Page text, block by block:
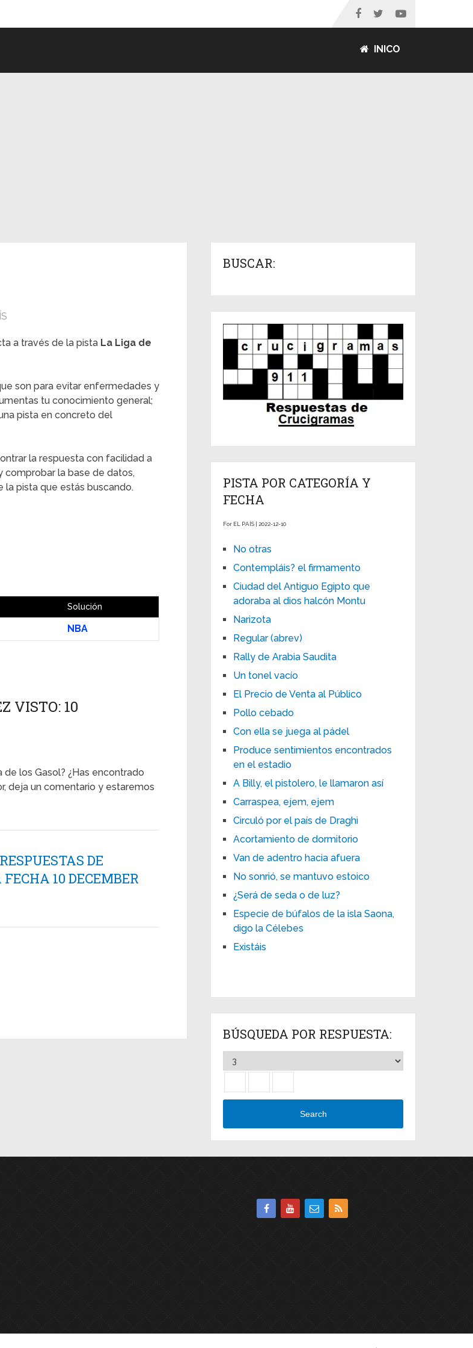
INICO
a través de la pista La Liga de
son para evitar enfermedades y
tu conocimiento general;
pista en concreto del
la respuesta con facilidad a
comprobar la base de datos,
la pista que estás buscando.
Solución
NBA
VISTO: 10
los Gasol? ¿Has encontrado
deja un comentario y estaremos
DE
10 DECEMBER
BUSCAR:
PISTA POR CATEGORÍA Y
FECHA
For EL PAÍS | 2022-12-10
No otras
Contempláis? el firmamento
Ciudad del Antiguo Egipto que
adoraba al dios halcón Montu
Narizota
Regular (abrev)
Rally de Arabia Saudita
Un tonel vacío
El Precio de Venta al Público
Pollo cebado
Con ella se juega al pádel
Produce sentimientos encontrados
en el estadio
A Billy, el pistolero, le llamaron así
Carraspea, ejem, ejem
Circuló por el país de Draghi
Acortamiento de dormitorio
Van de adentro hacia afuera
No sonrió, se mantuvo estoico
¿Será de seda o de luz?
Especie de búfalos de la isla Saona,
digo la Célebes
Existáis
BÚSQUEDA POR RESPUESTA:
Search